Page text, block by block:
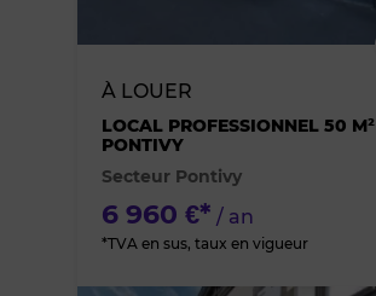
À LOUER
LOCAL PROFESSIONNEL 50 M²
PONTIVY
Secteur Pontivy
6 960 €* / an
*TVA en sus, taux en vigueur